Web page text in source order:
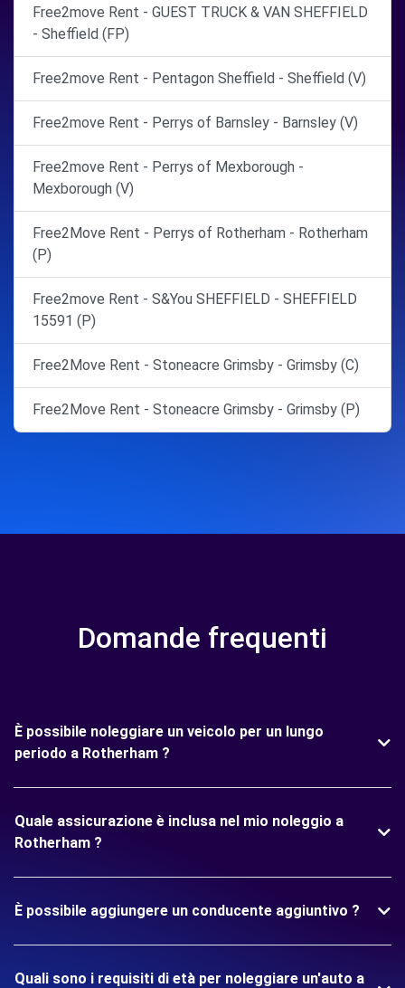
Free2move Rent - GUEST TRUCK & VAN SHEFFIELD
- Sheffield (FP)
Free2move Rent - Pentagon Sheffield - Sheffield (V)
Free2move Rent - Perrys of Barnsley - Barnsley (V)
Free2move Rent - Perrys of Mexborough -
Mexborough (V)
Free2Move Rent - Perrys of Rotherham - Rotherham
(P)
Free2move Rent - S&You SHEFFIELD - SHEFFIELD
15591 (P)
Free2Move Rent - Stoneacre Grimsby - Grimsby (C)
Free2Move Rent - Stoneacre Grimsby - Grimsby (P)
Domande frequenti
È possibile noleggiare un veicolo per un lungo
periodo a Rotherham ?
Quale assicurazione è inclusa nel mio noleggio a
Rotherham ?
È possibile aggiungere un conducente aggiuntivo ?
Quali sono i requisiti di età per noleggiare un'auto a